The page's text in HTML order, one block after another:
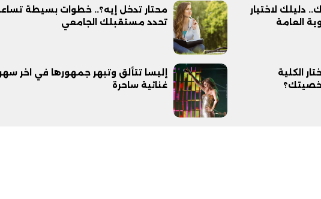
دليلك لاختيار
العامة
محتار تدخل إيه؟.. خطوات بسيطة
تحدد مستقبلك الجامعي
الكلية
إليسا تتألق وتبهر جمهورها في اخر
غنائية ساحرة